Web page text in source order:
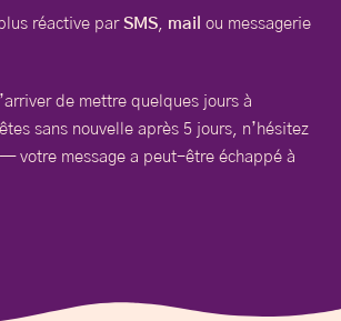
réactive par SMS, mail ou messagerie
de mettre quelques jours à
sans nouvelle après 5 jours, n’hésitez
votre message a peut-être échappé à